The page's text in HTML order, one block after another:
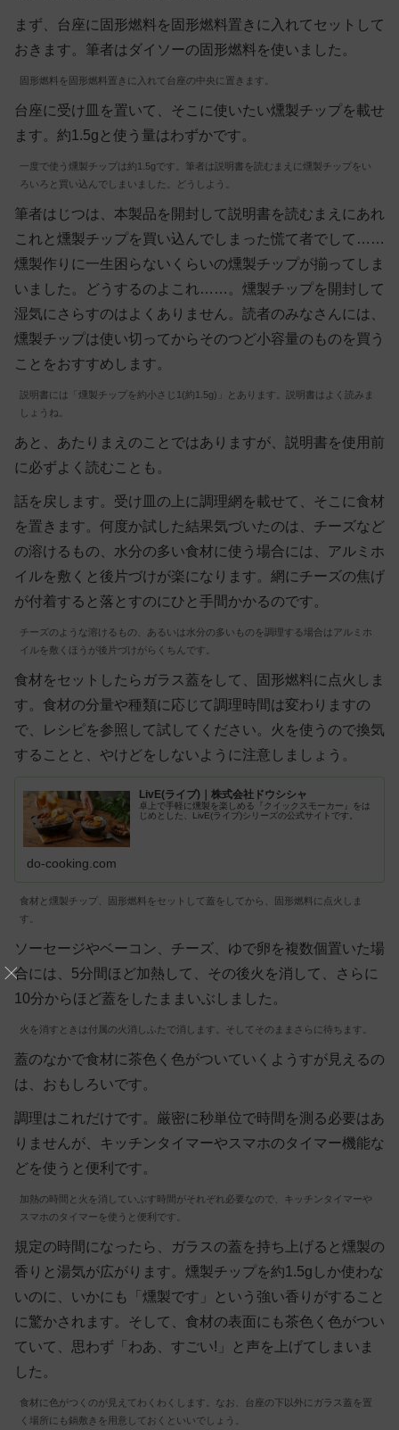
まず、台座に固形燃料を固形燃料置きに入れてセットして
おきます。筆者はダイソーの固形燃料を使いました。
固形燃料を固形燃料置きに入れて台座の中央に置きます。
台座に受け皿を置いて、そこに使いたい燻製チップを載せ
ます。約1.5gと使う量はわずかです。
一度で使う燻製チップは約1.5gです。筆者は説明書を読むまえに燻製チップをい
ろいろと買い込んでしまいました。どうしよう。
筆者はじつは、本製品を開封して説明書を読むまえにあれ
これと燻製チップを買い込んでしまった慌て者でして……
燻製作りに一生困らないくらいの燻製チップが揃ってしま
いました。どうするのよこれ……。燻製チップを開封して
湿気にさらすのはよくありません。読者のみなさんには、
燻製チップは使い切ってからそのつど小容量のものを買う
ことをおすすめします。
説明書には「燻製チップを約小さじ1(約1.5g)」とあります。説明書はよく読みま
しょうね。
あと、あたりまえのことではありますが、説明書を使用前
に必ずよく読むことも。
話を戻します。受け皿の上に調理網を載せて、そこに食材
を置きます。何度か試した結果気づいたのは、チーズなど
の溶けるもの、水分の多い食材に使う場合には、アルミホ
イルを敷くと後片づけが楽になります。網にチーズの焦げ
が付着すると落とすのにひと手間かかるのです。
チーズのような溶けるもの、あるいは水分の多いものを調理する場合はアルミホ
イルを敷くほうが後片づけがらくちんです。
食材をセットしたらガラス蓋をして、固形燃料に点火しま
す。食材の分量や種類に応じて調理時間は変わりますの
で、レシピを参照して試してください。火を使うので換気
することと、やけどをしないように注意しましょう。
LivE(ライブ)｜株式会社ドウシシャ
卓上で手軽に燻製を楽しめる『クイックスモーカー』をは
じめとした、LivE(ライブ)シリーズの公式サイトです。
do-cooking.com
食材と燻製チップ、固形燃料をセットして蓋をしてから、固形燃料に点火しま
す。
ソーセージやベーコン、チーズ、ゆで卵を複数個置いた場
合には、5分間ほど加熱して、その後火を消して、さらに
10分からほど蓋をしたままいぶしました。
火を消すときは付属の火消しふたで消します。そしてそのままさらに待ちます。
蓋のなかで食材に茶色く色がついていくようすが見えるの
は、おもしろいです。
調理はこれだけです。厳密に秒単位で時間を測る必要はあ
りませんが、キッチンタイマーやスマホのタイマー機能な
どを使うと便利です。
加熱の時間と火を消していぶす時間がそれぞれ必要なので、キッチンタイマーや
スマホのタイマーを使うと便利です。
規定の時間になったら、ガラスの蓋を持ち上げると燻製の
香りと湯気が広がります。燻製チップを約1.5gしか使わな
いのに、いかにも「燻製です」という強い香りがすること
に驚かされます。そして、食材の表面にも茶色く色がつい
ていて、思わず「わあ、すごい!」と声を上げてしまいま
した。
食材に色がつくのが見えてわくわくします。なお、台座の下以外にガラス蓋を置
く場所にも鍋敷きを用意しておくといいでしょう。